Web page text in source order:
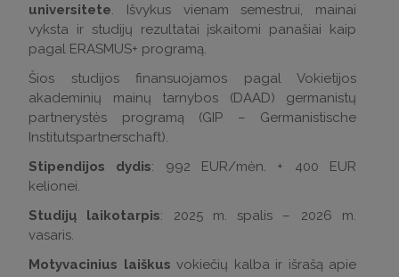
universitete . Išvykus vienam semestrui, mainai
vyksta ir studijų rezultatai įskaitomi panašiai kaip
pagal ERASMUS+ programą.
Šios studijos finansuojamos pagal Vokietijos
akademinių mainų tarnybos (DAAD) germanistų
partnerystės programą (GIP – Germanistische
Institutspartnerschaft).
Stipendijos dydis: 992 EUR/mėn. + 400 EUR
kelionei.
Studijų laikotarpis: 2025 m. spalis – 2026 m.
vasaris.
Motyvacinius laiškus vokiečių kalba ir išrašą apie